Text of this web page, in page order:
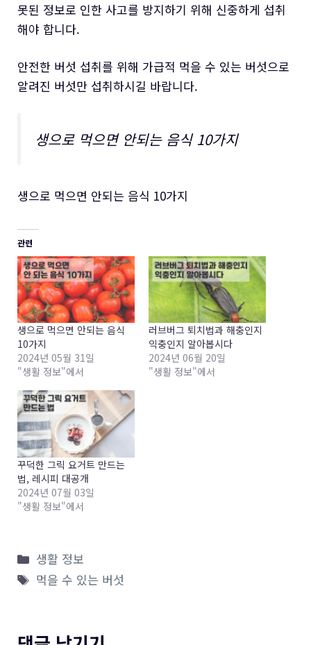
못된 정보로 인한 사고를 방지하기 위해 신중하게 섭취
해야 합니다.
안전한 버섯 섭취를 위해 가급적 먹을 수 있는 버섯으로
알려진 버섯만 섭취하시길 바랍니다.
생으로 먹으면 안되는 음식 10가지
생으로 먹으면 안되는 음식 10가지
관련
생으로 먹으면 안되는 음식
10가지
2024년 05월 31일
"생활 정보"에서
러브버그 퇴치법과 해충인지
익충인지 알아봅시다
2024년 06월 20일
"생활 정보"에서
꾸덕한 그릭 요거트 만드는
법, 레시피 대공개
2024년 07월 03일
"생활 정보"에서
카
테
고
생활 정보
태
먹을 수 있는 버섯